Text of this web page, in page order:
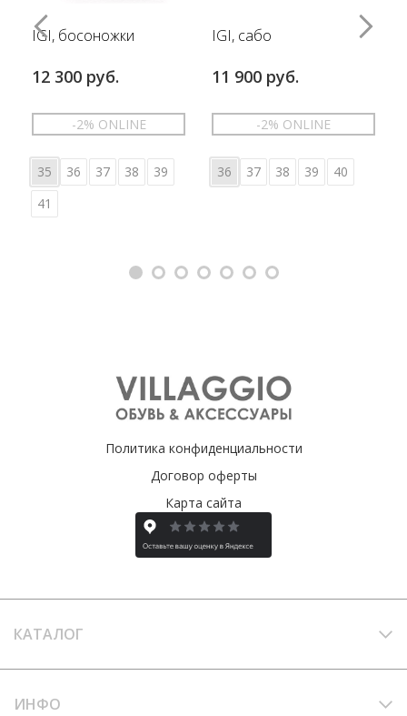
IGI, босоножки
12 300 руб.
-2% ONLINE
35 36 37 38
39
41
IGI, сабо
11 900 руб.
-2% ONLINE
36 37 38 39 40
Политика конфиденциальности
Договор оферты
Карта сайта
КАТАЛОГ
ИНФО